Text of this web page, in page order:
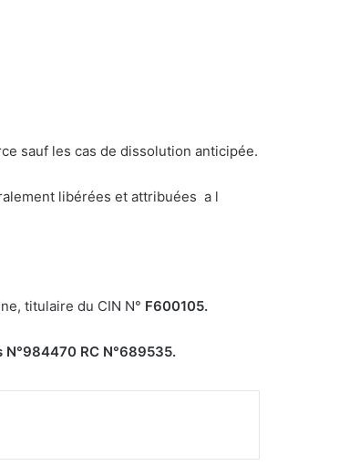
sauf les cas de dissolution anticipée.
libérées et attribuées a l
titulaire du CIN N° F600105.
RC N°689535.